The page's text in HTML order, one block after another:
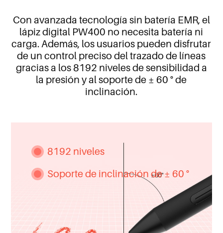
Con avanzada tecnología sin batería EMR, el
lápiz digital PW400 no necesita batería ni
carga. Además, los usuarios pueden disfrutar
de un control preciso del trazado de líneas
gracias a los 8192 niveles de sensibilidad a
la presión y al soporte de ± 60 ° de
inclinación.
8192 niveles
Soporte de inclinación de ± 60 °